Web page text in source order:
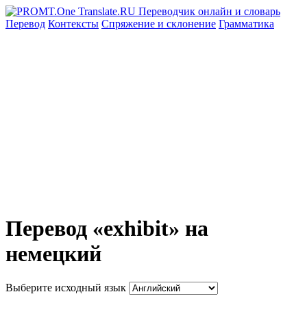
Перевод Контексты Спряжение и склонение Грамматика
Перевод «exhibit» на
немецкий
Выберите исходный язык